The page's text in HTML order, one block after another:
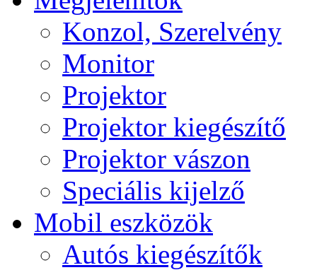
Konzol, Szerelvény
Monitor
Projektor
Projektor kiegészítő
Projektor vászon
Speciális kijelző
Mobil eszközök
Autós kiegészítők